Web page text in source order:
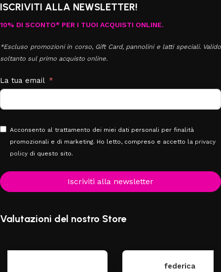
ISCRIVITI ALLA NEWSLETTER!
10% DI SCONTO* PER I TUOI ACQUISTI ONLINE.
*Escluso promozioni in corso, Gift Card, pannolini e latti speciali. Valido
soltanto sul primo acquisto online.
La tua email
Acconsento al trattamento dei miei dati personali per finalità
promozionali e di marketing. Ho letto, compreso e accetto la privacy
policy di questo sito.
Iscriviti alla newsletter
Valutazioni del nostro Store